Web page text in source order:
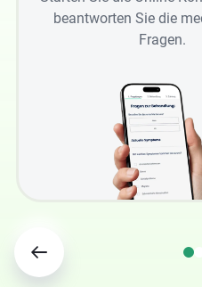
beantworten Sie die
Fragen.